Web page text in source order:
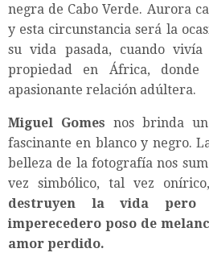
negra de Cabo Verde. Aurora
y esta circunstancia será la
su vida pasada, cuando
propiedad en África,
apasionante relación adúltera.
Miguel Gomes nos brinda
fascinante en blanco y negro.
belleza de la fotografía nos
vez simbólico, tal vez
destruyen la vida pero
imperecedero poso de
amor perdido.